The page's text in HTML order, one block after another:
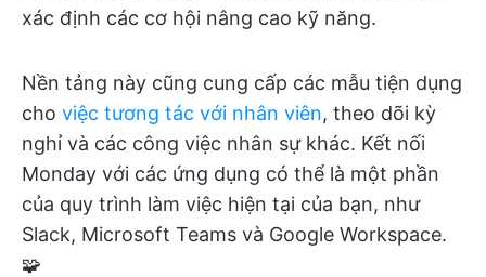
xác định các cơ hội nâng cao kỹ năng.
Nền tảng này cũng cung cấp các mẫu tiện dụng
cho việc tương tác với nhân viên, theo dõi kỳ
nghỉ và các công việc nhân sự khác. Kết nối
Monday với các ứng dụng có thể là một phần
của quy trình làm việc hiện tại của bạn, như
Slack, Microsoft Teams và Google Workspace.
🧩